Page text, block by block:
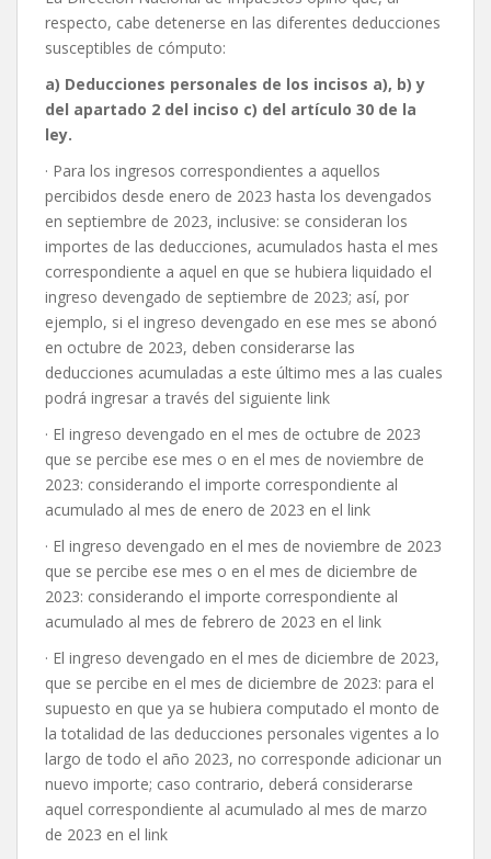
respecto, cabe detenerse en las diferentes deducciones
susceptibles de cómputo:
a) Deducciones personales de los incisos a), b) y
del apartado 2 del inciso c) del artículo 30 de la
ley.
· Para los ingresos correspondientes a aquellos
percibidos desde enero de 2023 hasta los devengados
en septiembre de 2023, inclusive: se consideran los
importes de las deducciones, acumulados hasta el mes
correspondiente a aquel en que se hubiera liquidado el
ingreso devengado de septiembre de 2023; así, por
ejemplo, si el ingreso devengado en ese mes se abonó
en octubre de 2023, deben considerarse las
deducciones acumuladas a este último mes a las cuales
podrá ingresar a través del siguiente link
· El ingreso devengado en el mes de octubre de 2023
que se percibe ese mes o en el mes de noviembre de
2023: considerando el importe correspondiente al
acumulado al mes de enero de 2023 en el link
· El ingreso devengado en el mes de noviembre de 2023
que se percibe ese mes o en el mes de diciembre de
2023: considerando el importe correspondiente al
acumulado al mes de febrero de 2023 en el link
· El ingreso devengado en el mes de diciembre de 2023,
que se percibe en el mes de diciembre de 2023: para el
supuesto en que ya se hubiera computado el monto de
la totalidad de las deducciones personales vigentes a lo
largo de todo el año 2023, no corresponde adicionar un
nuevo importe; caso contrario, deberá considerarse
aquel correspondiente al acumulado al mes de marzo
de 2023 en el link